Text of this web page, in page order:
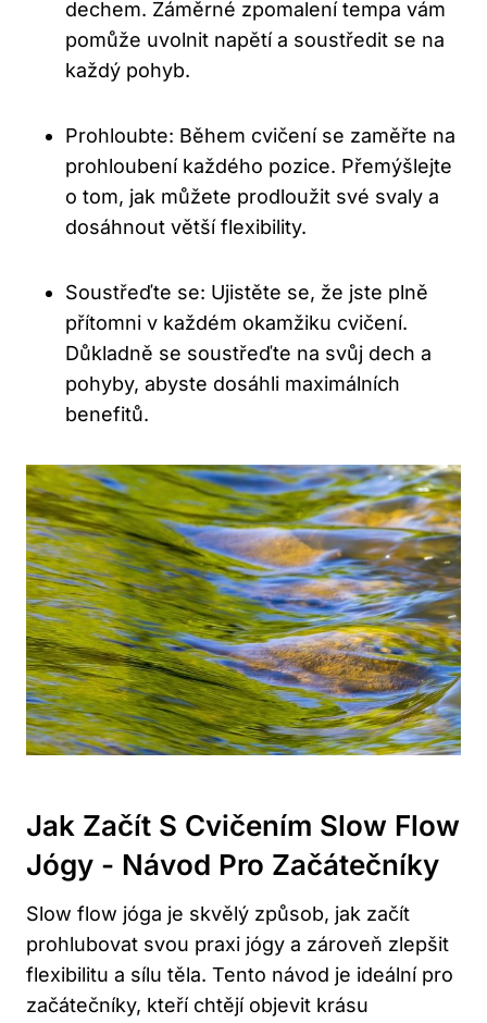
dechem. Záměrné zpomalení tempa vám
pomůže uvolnit napětí a⁣ soustředit se na
každý ⁣pohyb.
Prohloubte: Během cvičení se zaměřte na
prohloubení ‍každého pozice.⁤ Přemýšlejte
o tom, ⁤jak můžete ⁣prodloužit své svaly a
dosáhnout větší flexibility.
Soustřeďte ‍se: Ujistěte⁣ se, že jste plně
přítomni v‍ každém okamžiku cvičení.
Důkladně se ⁣soustřeďte na svůj⁤ dech a
pohyby, abyste dosáhli maximálních
benefitů.
Jak Začít S Cvičením Slow Flow
Jógy -⁣ Návod Pro Začátečníky
Slow flow jóga je skvělý způsob, jak začít
prohlubovat svou praxi jógy ‌a zároveň zlepšit
flexibilitu a sílu těla. Tento návod je ideální pro
začátečníky, kteří chtějí objevit krásu